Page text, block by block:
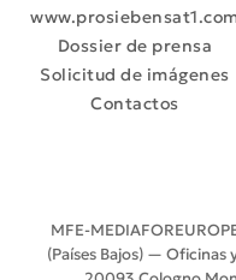
Dossier de prensa
Solicitud de imágenes
Contactos
MFE-
(Países Bajos) — Oficinas